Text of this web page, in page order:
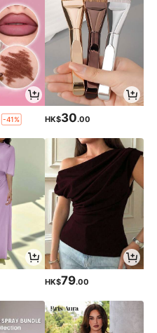
-41% HK$30.00
HK$79.00